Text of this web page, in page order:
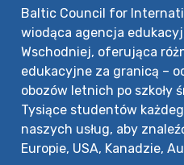
Baltic Council for
wiodąca agencja
Wschodniej, oferująca
edukacyjne za granicą –
obozów letnich po szkoły
Tysiące studentów
naszych usług, aby
Europie, USA, Kanadzie,